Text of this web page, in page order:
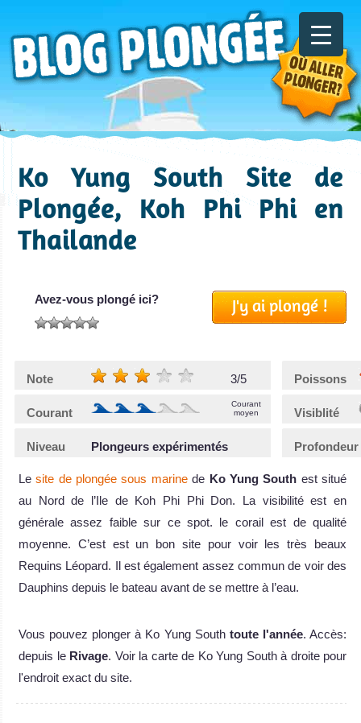
Ko Yung South Site de
Plongée, Koh Phi Phi en
Thailande
J'y ai plongé !
Avez-vous plongé ici?
Note 3/5 Poissons
Courant
Courant
moyen
Visiblité
Niveau Plongeurs expérimentés Profondeur
Lesite de plongée sous marinede Ko Yung South est situé
au Nord de l’Ile de Koh Phi Phi Don. La visibilité est en
générale assez faible sur ce spot. le corail est de qualité
moyenne. C’est est un bon site pour voir les très beaux
Requins Léopard. Il est également assez commun de voir des
Dauphins depuis le bateau avant de se mettre à l’eau.
Vous pouvez plonger à Ko Yung South toute l'année. Accès:
depuis le Rivage. Voir la carte de Ko Yung South à droite pour
l'endroit exact du site.